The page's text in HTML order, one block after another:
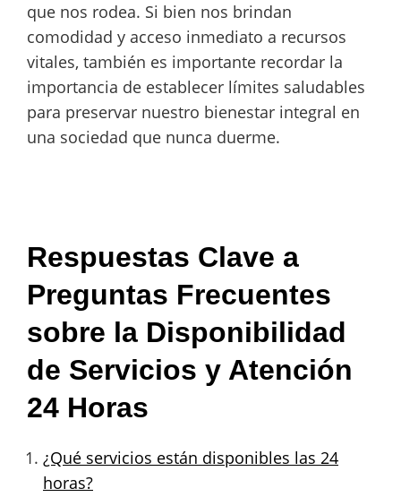
que nos rodea. Si bien nos brindan
comodidad y acceso inmediato a recursos
vitales, también es importante recordar la
importancia de establecer límites saludables
para preservar nuestro bienestar integral en
una sociedad que nunca duerme.
Respuestas Clave a
Preguntas Frecuentes
sobre la Disponibilidad
de Servicios y Atención
24 Horas
¿Qué servicios están disponibles las 24
horas?